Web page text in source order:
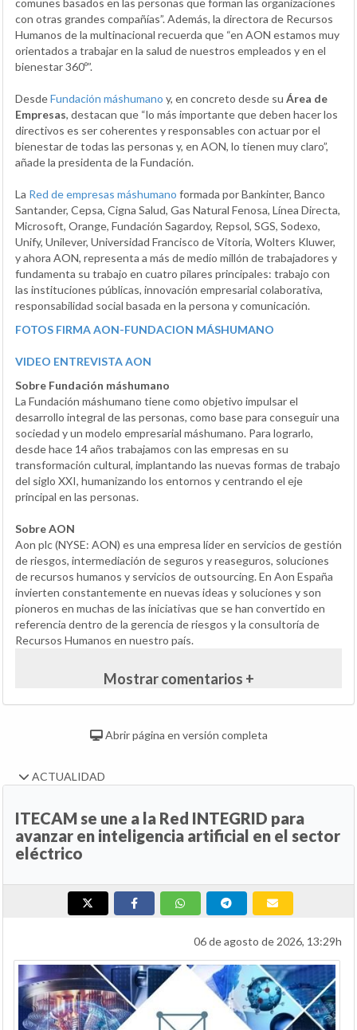
comunes basados en las personas que forman las organizaciones
con otras grandes compañías”. Además, la directora de Recursos
Humanos de la multinacional recuerda que “en AON estamos muy
orientados a trabajar en la salud de nuestros empleados y en el
bienestar 360º”.
DesdeFundación máshumano y, en concreto desde su Área de
Empresas, destacan que “lo más importante que deben hacer los
directivos es ser coherentes y responsables con actuar por el
bienestar de todas las personas y, en AON, lo tienen muy claro”,
añade la presidenta de la Fundación.
La Red de empresas máshumano formada por Bankinter, Banco
Santander, Cepsa, Cigna Salud, Gas Natural Fenosa, Línea Directa,
Microsoft, Orange, Fundación Sagardoy, Repsol, SGS, Sodexo,
Unify, Unilever, Universidad Francisco de Vitoria, Wolters Kluwer,
y ahora AON, representa a más de medio millón de trabajadores y
fundamenta su trabajo en cuatro pilares principales: trabajo con
las instituciones públicas, innovación empresarial colaborativa,
responsabilidad social basada en la persona y comunicación.
FOTOS FIRMA AON-FUNDACION MÁSHUMANO
VIDEO ENTREVISTA AON
Sobre Fundación máshumano
La Fundación máshumano tiene como objetivo impulsar el
desarrollo integral de las personas, como base para conseguir una
sociedad y un modelo empresarial máshumano. Para lograrlo,
desde hace 14 años trabajamos con las empresas en su
transformación cultural, implantando las nuevas formas de trabajo
del siglo XXI, humanizando los entornos y centrando el eje
principal en las personas.
Sobre AON
Aon plc (NYSE: AON) es una empresa líder en servicios de gestión
de riesgos, intermediación de seguros y reaseguros, soluciones
de recursos humanos y servicios de outsourcing. En Aon España
invierten constantemente en nuevas ideas y soluciones y son
pioneros en muchas de las iniciativas que se han convertido en
referencia dentro de la gerencia de riesgos y la consultoría de
Recursos Humanos en nuestro país.
Mostrar comentarios +
Abrir página en versión completa
ACTUALIDAD
ITECAM se une a la Red INTEGRID para
avanzar en inteligencia artificial en el sector
eléctrico
06 de agosto de 2026, 13:29h